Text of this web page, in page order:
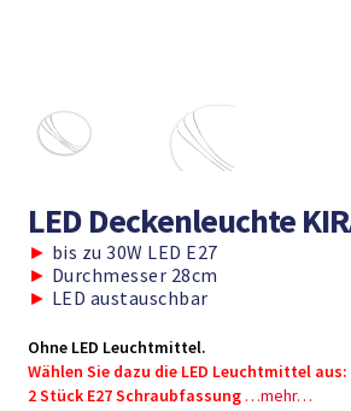
LED Deckenleuchte
► bis zu 30W LED E27
► Durchmesser 28cm
► LED austauschbar
Ohne LED Leuchtmittel.
Wählen Sie dazu die LED Leuchtmittel aus:
2 Stück E27 Schraubfassung …mehr…